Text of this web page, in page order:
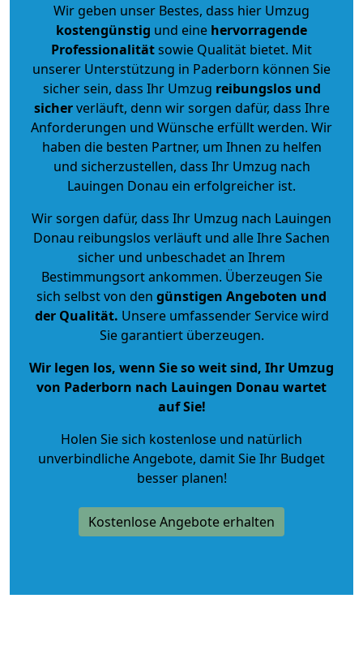
Wir geben unser Bestes, dass hier Umzug
kostengünstig und eine hervorragende
Professionalitätsowie Qualität bietet. Mit
unserer Unterstützung in Paderborn können Sie
sicher sein, dass Ihr Umzug reibungslos und
sicherverläuft, denn wir sorgen dafür, dass Ihre
Anforderungen und Wünsche erfüllt werden. Wir
haben die besten Partner, um Ihnen zu helfen
und sicherzustellen, dass Ihr Umzug nach
Lauingen Donau ein erfolgreicher ist.
Wir sorgen dafür, dass Ihr Umzug nach Lauingen
Donau reibungslos verläuft und alle Ihre Sachen
sicher und unbeschadet an Ihrem
Bestimmungsort ankommen. Überzeugen Sie
sich selbst von den günstigen Angeboten und
der Qualität. Unsere umfassender Service wird
Sie garantiert überzeugen.
Wir legen los, wenn Sie so weit sind, Ihr Umzug
von Paderborn nach Lauingen Donau wartet
auf Sie!
Holen Sie sich kostenlose und natürlich
unverbindliche Angebote, damit Sie Ihr Budget
besser planen!
Kostenlose Angebote erhalten